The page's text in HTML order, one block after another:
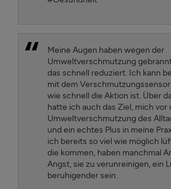
Meine Augen haben wegen der
Umweltverschmutzung
das schnell reduziert. Ich kann
mit dem
wie schnell die Aktion ist. Über
hatte ich auch das Ziel, mich vor
Umweltverschmutzung des
und ein echtes Plus in meine
ich bereits so viel wie möglich
die kommen, haben manchmal
Angst, sie zu verunreinigen, ein
beruhigender sein.